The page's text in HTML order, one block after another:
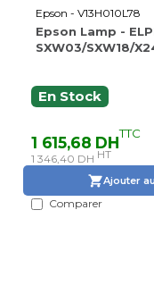
Epson - V13H010L78
Epson Lamp -
SXW03/SXW18/
En Stock
1 615,68 DHTTC
1 346,40 DH HT
Ajouter
Comparer